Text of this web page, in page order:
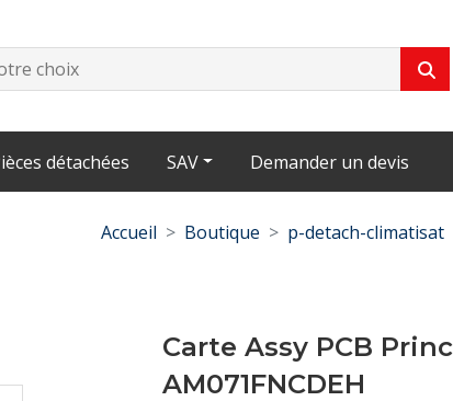
détachées SAV Demander un devis
Accueil Boutique p-detach-climatisat
Carte Assy PCB
AM071FNCDEH